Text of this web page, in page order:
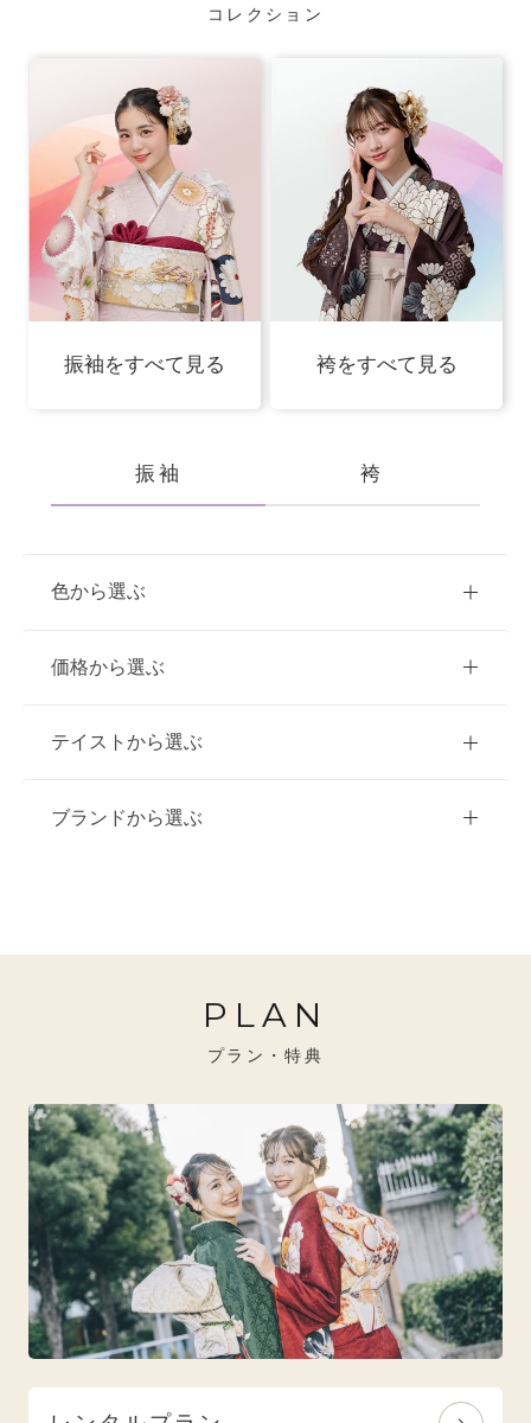
コレクション
振袖をすべて見る 袴をすべて見る
振袖 袴
色から選ぶ
赤
価格から選ぶ
ご購入
10万円台以下
20万円～26万円未満
26万円～31万円未満
テイストから選ぶ
クラシック
クール
ナチュラル
ブランドから選ぶ
イエベ秋におすすめ
ブルべ夏におすすめ
ブルべ冬におすすめ
特選技法
オリジナルブランド
人気モデルブランド
PLAN
プラン・特典